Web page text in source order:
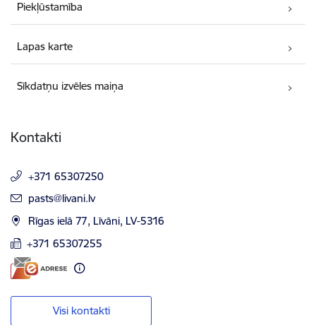
Piekļūstamība
Lapas karte
Sīkdatņu izvēles maiņa
Kontakti
+371 65307250
E-pasts:
pasts@livani.lv
Rīgas ielā 77, Līvāni, LV-5316
+371 65307255
Visi kontakti